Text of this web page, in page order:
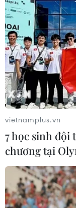
#nguy cơ cháy
#nguy cơ cháy
#lâm nghiệp
Theo dõi
TIN LIÊN
vietnamplus.vn
7 học sinh đội
chương tại